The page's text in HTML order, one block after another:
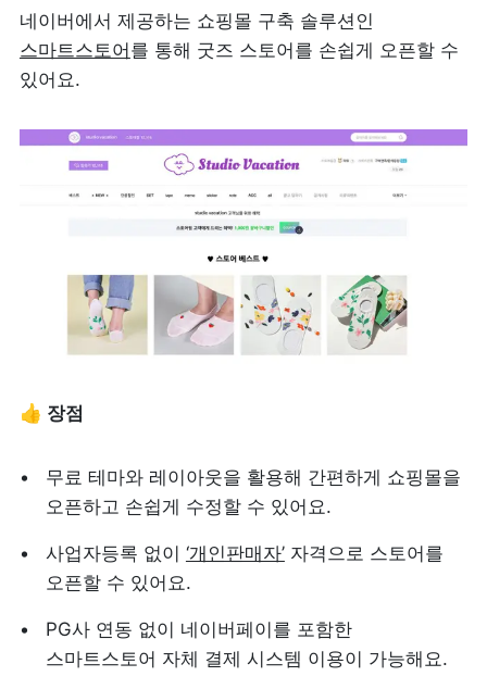
스마트스토어 를 통해 굿즈 스토어를 손쉽게 오픈할 수
있어요.
👍 장점
무료 테마와 레이아웃을 활용해 간편하게 쇼핑몰을
오픈하고 손쉽게 수정할 수 있어요.
사업자등록 없이 ‘개인판매자’ 자격으로 스토어를
오픈할 수 있어요.
PG사 연동 없이 네이버페이를 포함한
스마트스토어 자체 결제 시스템 이용이 가능해요.